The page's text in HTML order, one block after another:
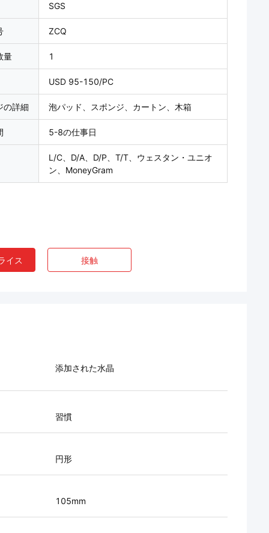
SGS
ZCQ
量 1
USD 95-150/PC
の詳細 泡パッド、スポンジ、カートン、木箱
5-8の仕事日
L/C、D/A、D/P、T/T、ウェスタン・ユニオ
ン、MoneyGram
イス 接触
添加された水晶
習慣
円形
105mm